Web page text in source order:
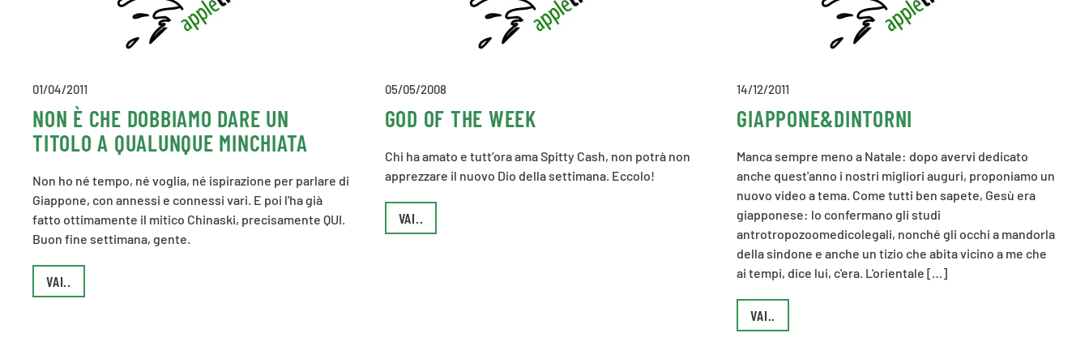
01/04/2011
NON È CHE DOBBIAMO DARE UN
TITOLO A QUALUNQUE MINCHIATA
Non ho né tempo, né voglia, né ispirazione per parlare di
Giappone, con annessi e connessi vari. E poi l'ha già
fatto ottimamente il mitico Chinaski, precisamente QUI.
Buon fine settimana, gente.
VAI..
05/05/2008
GOD OF THE WEEK
Chi ha amato e tutt’ora ama Spitty Cash, non potrà non
apprezzare il nuovo Dio della settimana. Eccolo!
VAI..
14/12/2011
GIAPPONE&DINTORNI
Manca sempre meno a Natale: dopo avervi dedicato
anche quest'anno i nostri migliori auguri, proponiamo un
nuovo video a tema. Come tutti ben sapete, Gesù era
giapponese: lo confermano gli studi
antrotropozoomedicolegali, nonché gli occhi a mandorla
della sindone e anche un tizio che abita vicino a me che
ai tempi, dice lui, c'era. L'orientale […]
VAI..